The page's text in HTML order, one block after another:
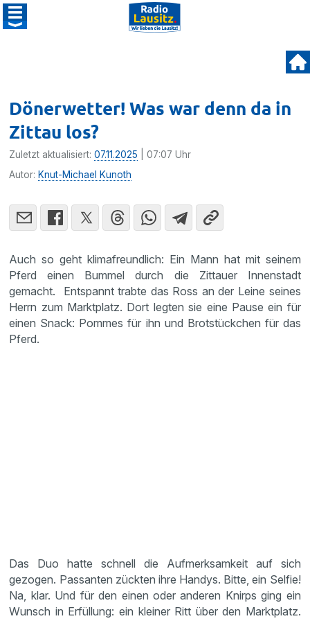
Dönerwetter! Was war denn da in
Zittau los?
Zuletzt aktualisiert:07.11.2025 | 07:07 Uhr
Autor: Knut-Michael Kunoth
Auch so geht klimafreundlich: Ein Mann hat mit seinem
Pferd einen Bummel durch die Zittauer Innenstadt
gemacht. Entspannt trabte das Ross an der Leine seines
Herrn zum Marktplatz. Dort legten sie eine Pause ein für
einen Snack: Pommes für ihn und Brotstückchen für das
Pferd.
Das Duo hatte schnell die Aufmerksamkeit auf sich
gezogen. Passanten zückten ihre Handys. Bitte, ein Selfie!
Na, klar. Und für den einen oder anderen Knirps ging ein
Wunsch in Erfüllung: ein kleiner Ritt über den Marktplatz.